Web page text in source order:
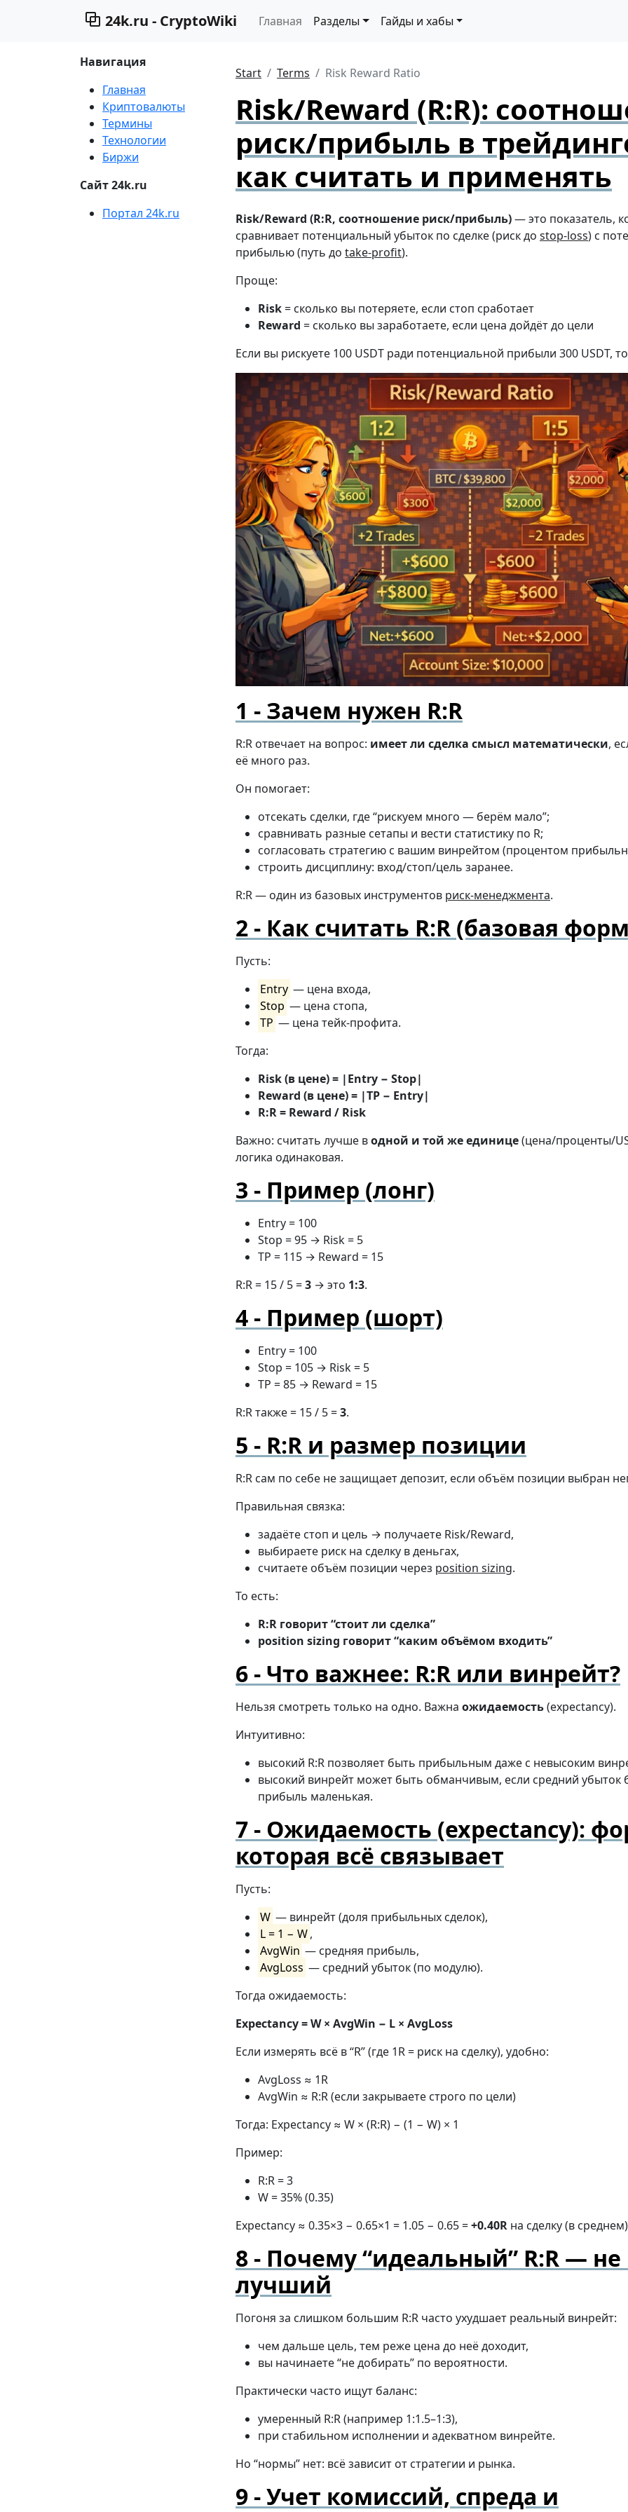
24k.ru - CryptoWiki Главная Разделы Гайды и хабы
Навигация
Главная
Криптовалюты
Термины
Технологии
Биржи
Сайт 24k.ru
Портал 24k.ru
Start Terms Risk Reward Ratio
Risk/Reward (R:R):
риск/прибыль в
как считать и применять
Risk/Reward (R:R, соотношение риск/прибыль)— это показатель,
сравнивает потенциальный убыток по сделке (риск до stop-loss) с
прибылью (путь до take-profit).
Проще:
Risk= сколько вы потеряете, если стоп сработает
Reward = сколько вы заработаете, если цена дойдёт до цели
Если вы рискуете 100 USDT ради потенциальной прибыли 300 USDT, то
Зачем нужен R:R
R:R отвечает на вопрос: имеет ли сделка смысл математически,
её много раз.
Он помогает:
отсекать сделки, где “рискуем много — берём мало”;
сравнивать разные сетапы и вести статистику по R;
согласовать стратегию с вашим винрейтом (процентом
строить дисциплину: вход/стоп/цель заранее.
R:R — один из базовых инструментов риск-менеджмента.
Как считать R:R (базовая
Пусть:
Entry — цена входа,
Stop — цена стопа,
TP — цена тейк-профита.
Тогда:
Risk (в цене) = |Entry − Stop|
Reward (в цене) = |TP − Entry|
R:R = Reward / Risk
Важно: считать лучше водной и той же единице(цена/проценты/
логика одинаковая.
Пример (лонг)
Entry = 100
Stop = 95 → Risk = 5
TP = 115 → Reward = 15
R:R = 15 / 5 =3 → это 1:3.
Пример (шорт)
Entry = 100
Stop = 105 → Risk = 5
TP = 85 → Reward = 15
R:R также = 15 / 5 =3.
R:R и размер позиции
R:R сам по себе не защищает депозит, если объём позиции выбран
Правильная связка:
задаёте стоп и цель → получаете Risk/Reward,
выбираете риск на сделку в деньгах,
считаете объём позиции через position sizing.
То есть:
R:R говорит “стоит ли сделка”
position sizing говорит “каким объёмом входить”
Что важнее: R:R или винрейт?
Нельзя смотреть только на одно. Важна ожидаемость(expectancy).
Интуитивно:
высокий R:R позволяет быть прибыльным даже с невысоким
высокий винрейт может быть обманчивым, если средний убыток
прибыль маленькая.
Ожидаемость (expectancy):
которая всё связывает
Пусть:
W — винрейт (доля прибыльных сделок),
L = 1 − W,
AvgWin — средняя прибыль,
AvgLoss — средний убыток (по модулю).
Тогда ожидаемость:
Expectancy = W × AvgWin − L × AvgLoss
Если измерять всё в “R” (где 1R = риск на сделку), удобно:
AvgLoss ≈ 1R
AvgWin ≈ R:R (если закрываете строго по цели)
Тогда: Expectancy ≈ W × (R:R) − (1 − W) × 1
Пример:
R:R = 3
W = 35% (0.35)
Expectancy ≈ 0.35×3 − 0.65×1 = 1.05 − 0.65 =+0.40R на сделку (в
Почему “идеальный” R:R — не
лучший
Погоня за слишком большим R:R часто ухудшает реальный винрейт:
чем дальше цель, тем реже цена до неё доходит,
вы начинаете “не добирать” по вероятности.
Практически часто ищут баланс:
умеренный R:R (например 1:1.5–1:3),
при стабильном исполнении и адекватном винрейте.
Но “нормы” нет: всё зависит от стратегии и рынка.
Учет комиссий, спреда и